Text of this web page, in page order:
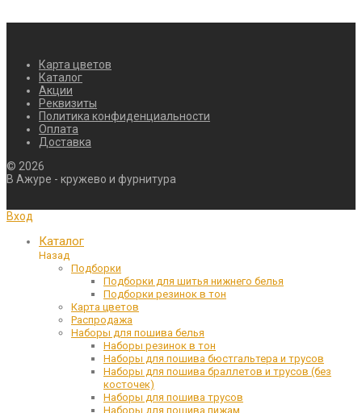
Карта цветов
Каталог
Акции
Реквизиты
Политика конфиденциальности
Оплата
Доставка
© 2026
В Ажуре - кружево и фурнитура
Вход
Каталог
Назад
Подборки
Подборки для шитья нижнего белья
Подборки резинок в тон
Карта цветов
Распродажа
Наборы для пошива белья
Наборы резинок в тон
Наборы для пошива бюстгальтера и трусов
Наборы для пошива браллетов и трусов (без
косточек)
Наборы для пошива трусов
Наборы для пошива пижам